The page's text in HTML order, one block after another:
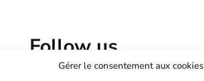
Gérer le consentement aux cookies
Follow us